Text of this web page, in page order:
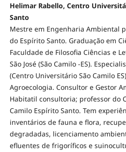
Helimar Rabello, Centro
Santo
Mestre em Engenharia Ambiental
do Espírito Santo. Graduação em
Faculdade de Filosofia Ciências e
São José (São Camilo -ES).
(Centro Universitário São Camilo
Agroecologia. Consultor e Gestor
Habitatil consultoria; professor do
Camilo Espírito Santo. Tem
inventários de fauna e flora,
degradadas, licenciamento
efluentes de frigoríficos e